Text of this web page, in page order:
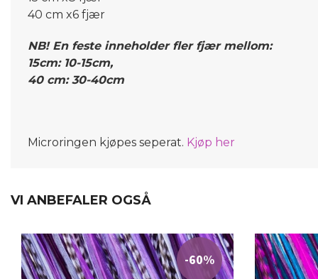
40 cm x6 fjær
NB! En feste inneholder fler fjær mellom:
15cm: 10-15cm,
40 cm: 30-40cm
Microringen kjøpes seperat. Kjøp her
VI ANBEFALER OGSÅ
-60%